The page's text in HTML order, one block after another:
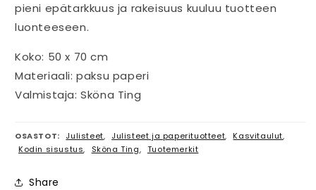
pieni epätarkkuus ja rakeisuus kuuluu tuotteen
luonteeseen.
Koko: 50 x 70 cm
Materiaali: paksu paperi
Valmistaja: Sköna Ting
OSASTOT: Julisteet, Julisteet ja paperituotteet, Kasvitaulut,
Kodin sisustus, Sköna Ting, Tuotemerkit
Share